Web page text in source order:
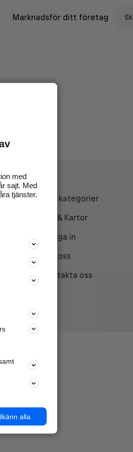
Marknadsför ditt företag
Alla kategorier
API & Kartor
Logga in
Om oss
Kontakta oss
med
sajt. Med
tjänster.
alla